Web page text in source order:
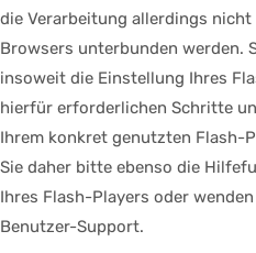
die Verarbeitung allerdings
Browsers unterbunden werden.
insoweit die Einstellung Ihres
hierfür erforderlichen Schritte
Ihrem konkret genutzten Flash-
Sie daher bitte ebenso die
Ihres Flash-Players oder
Benutzer-Support.